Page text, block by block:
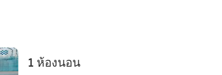
1 ห้องนอน